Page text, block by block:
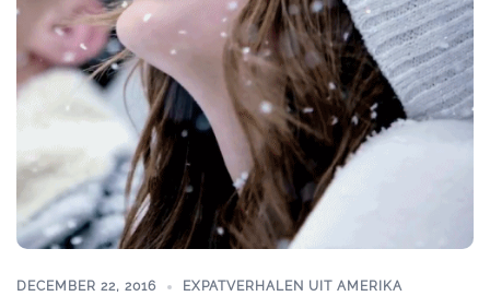
DECEMBER 22, 2016 EXPATVERHALEN UIT AMERIKA